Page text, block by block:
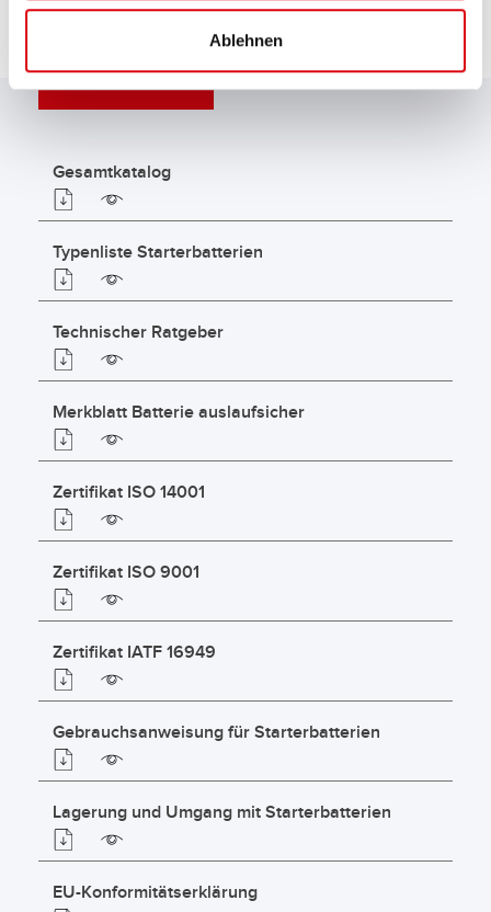
Ablehnen
DOWNLOADS
Gesamtkatalog
Typenliste Starterbatterien
Technischer Ratgeber
Merkblatt Batterie auslaufsicher
Zertifikat ISO 14001
Zertifikat ISO 9001
Zertifikat IATF 16949
Gebrauchsanweisung für Starterbatterien
Lagerung und Umgang mit Starterbatterien
EU-Konformitätserklärung